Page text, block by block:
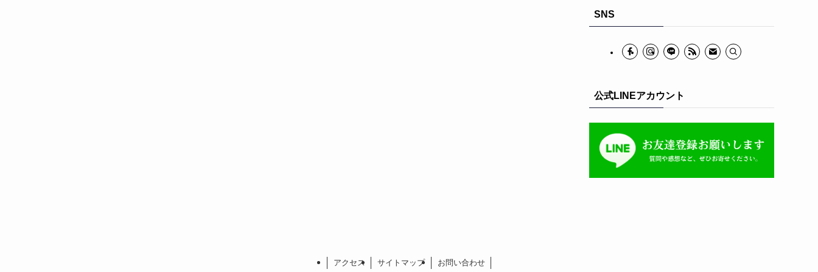
ブSNS
公式LINEアカウント
アクセス サイトマップ お問い合わせ